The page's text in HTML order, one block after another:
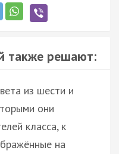
также решают:
из шести и
они
класса, к
на